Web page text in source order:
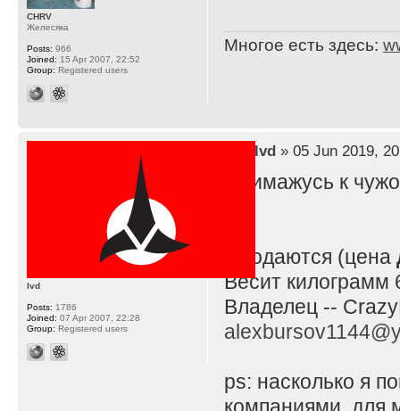
Многое есть здесь:
CHRV
Желесяка
Posts: 966
Joined: 15 Apr 2007, 22:52
Group: Registered users
lvd» 05 Jun 2019,
Примажусь к
Продаются (цена
Весит килограмм
Владелец --
ps: насколько я
lvd
Posts: 1786
Joined: 07 Apr 2007, 22:28
Group: Registered users